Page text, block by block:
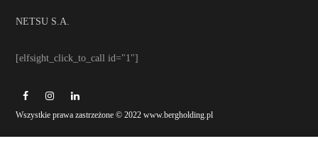
NETSU S.A.
[elfsight_click_to_call id="1"]
Wszystkie prawa zastrzeżone © 2022 www.bergholding.pl